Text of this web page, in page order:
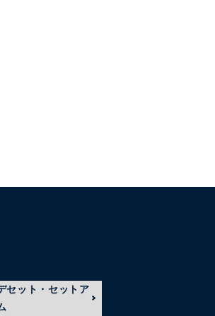
セット・セットア